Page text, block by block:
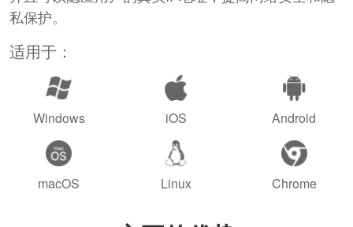
私保护。
适用于：
Windows iOS Android
macOS Linux Chrome